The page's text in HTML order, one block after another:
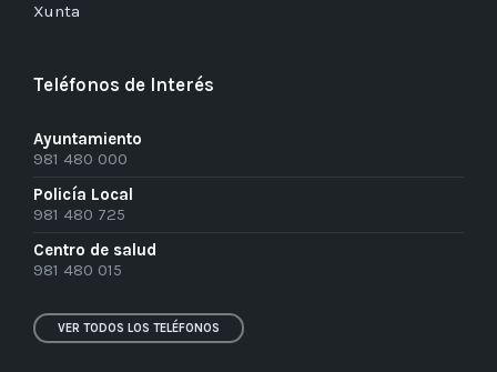
Xunta
Teléfonos de Interés
Ayuntamiento
981 480 000
Policía Local
981 480 725
Centro de salud
981 480 015
VER TODOS LOS TELÉFONOS